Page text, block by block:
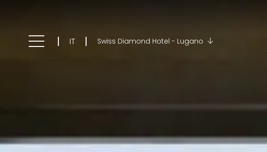
IT Swiss Diamond Hotel - Lugano